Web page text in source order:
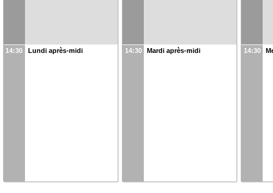
14:30 Lundi après-midi 14:30 Mardi après-midi 14:30